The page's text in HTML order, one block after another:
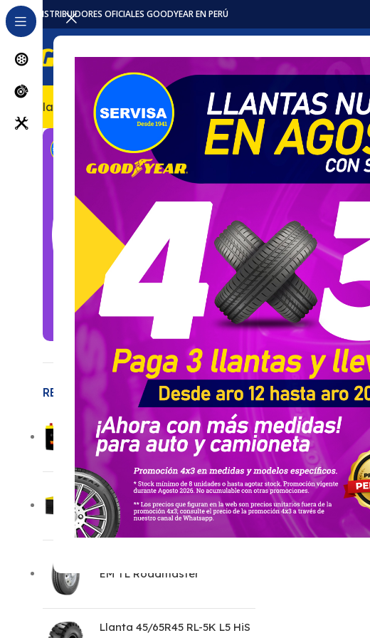
DISTRIBUIDORES OFICIALES GOODYEAR EN PERÚ
Llantas Accesorios / Repuestos ServiciosLocalesPromociones
RECIÉN LLEGADOS
17T114 I
33P234
EM TL Roadmaster
Llanta 45/65R45 RL-5K L5 HiS
[newsletter]